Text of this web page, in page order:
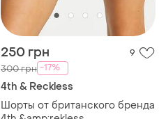
250 грн 9
300 грн -17%
4th & Reckless
Шорты от британского бренда